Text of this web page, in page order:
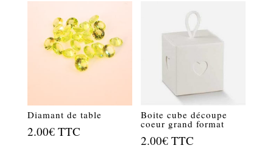
Diamant de table
2.00€ TTC
Boite cube découpe
coeur grand format
2.00€ TTC